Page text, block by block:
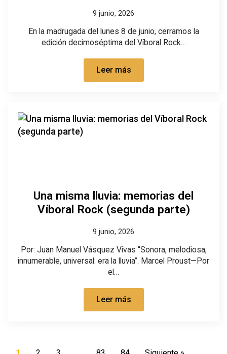
9 junio, 2026
En la madrugada del lunes 8 de junio, cerramos la
edición decimoséptima del Víboral Rock…
Leer más
Una misma lluvia: memorias del
Víboral Rock (segunda parte)
9 junio, 2026
Por: Juan Manuel Vásquez Vivas “Sonora, melodiosa,
innumerable, universal: era la lluvia”. Marcel Proust—Por
el…
Leer más